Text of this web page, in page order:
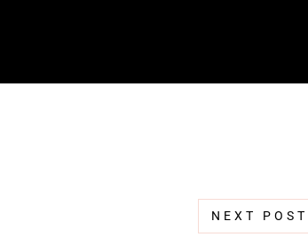
NEXT POST